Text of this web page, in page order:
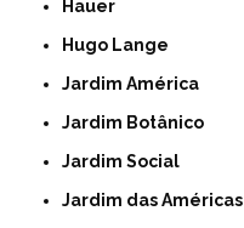
Hauer
Hugo Lange
Jardim América
Jardim Botânico
Jardim Social
Jardim das Américas